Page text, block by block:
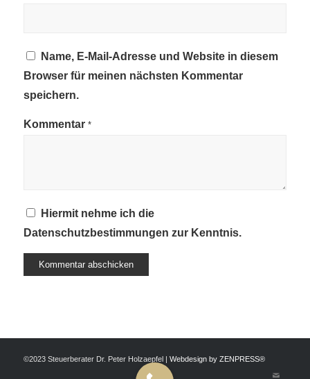
Name, E-Mail-Adresse und Website in diesem
Browser für meinen nächsten Kommentar
speichern.
Kommentar *
Hiermit nehme ich die
Datenschutzbestimmungen zur Kenntnis.
©2023 Steuerberater Dr. Peter Holzaepfel | Webdesign by ZENPRESS®